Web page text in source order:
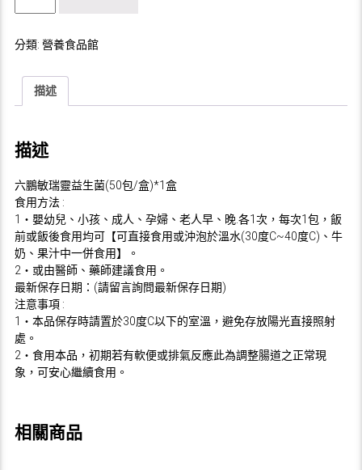
敏
靈
生
包/
數
量
分類: 營養食品館
描述
描述
六鵬敏瑞靈益生菌(50包/盒)*1盒
食用方法 :
1‧嬰幼兒、小孩、成人、孕婦、老人早、晚.各1次，每次1包，飯
前或飯後食用均可【可直接食用或沖泡於溫水(30度C~40度C)、牛
奶、果汁中一併食用】。
2‧或由醫師、藥師建議食用。
最新保存日期：(請留言詢問最新保存日期)
注意事項 :
1‧本品保存時請置於30度C以下的室溫，避免存放陽光直接照射
處。
2‧食用本品，初期若有軟便或排氣反應此為調整腸道之正常現
象，可安心繼續食用。
相關商品